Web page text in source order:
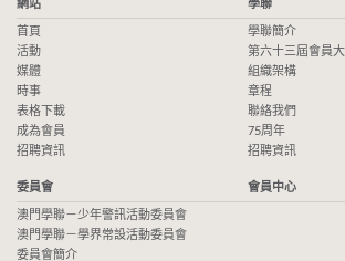
網站
首頁
活動
媒體
時事
表格下載
成為會員
招聘資訊
學聯
學聯簡介
第六十三屆會員
組織架構
章程
聯絡我們
75周年
招聘資訊
委員會
澳門學聯－少年警訊活動委員會
澳門學聯－學界常設活動委員會
委員會簡介
會員中心